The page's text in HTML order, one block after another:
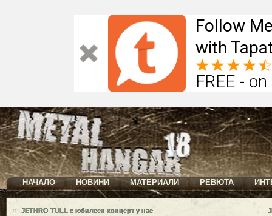
Follow
with
FREE -
НАЧАЛО НОВИНИ МАТЕРИАЛИ РЕВЮТА
« JETHRO TULL с юбилеен концерт у нас